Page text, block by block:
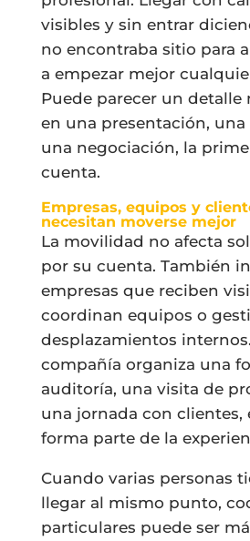
visibles y sin entrar
no encontraba sitio para
a empezar mejor
Puede parecer un detalle
en una presentación, una
una negociación, la
cuenta.
Empresas, equipos y
necesitan moverse mejor
La movilidad no afecta
por su cuenta. También
empresas que reciben
coordinan equipos o
desplazamientos
compañía organiza una
auditoría, una visita de
una jornada con clientes,
forma parte de la
Cuando varias personas
llegar al mismo punto,
particulares puede ser